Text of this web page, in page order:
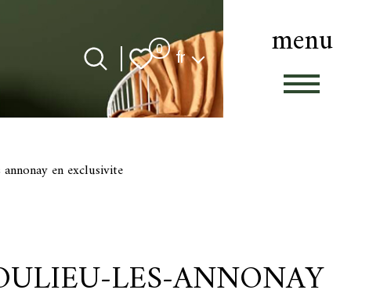
menu
0 Langue
fr
en exclusivite
LES-ANNONAY